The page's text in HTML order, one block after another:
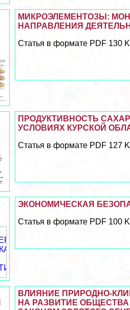
МИКРОЭЛЕМЕНТОЗЫ:
НАПРАВЛЕНИЯ
Статья в формате PDF 130
ПРОДУКТИВНОСТЬ
УСЛОВИЯХ КУРСКОЙ
Статья в формате PDF 127
ЭКОНОМИЧЕСКАЯ
Статья в формате PDF 100
ВЛИЯНИЕ ПРИРОДНО-
НА РАЗВИТИЕ